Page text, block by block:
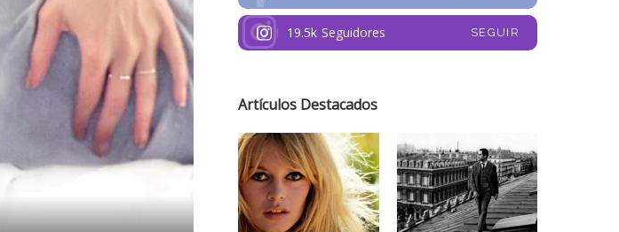
19.5k Seguidores SEGUIR
Artículos Destacados